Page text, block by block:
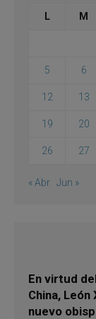
L M
5 6
12 13
19 20
26 27
« Abr Jun »
En virtud
China, León
nuevo